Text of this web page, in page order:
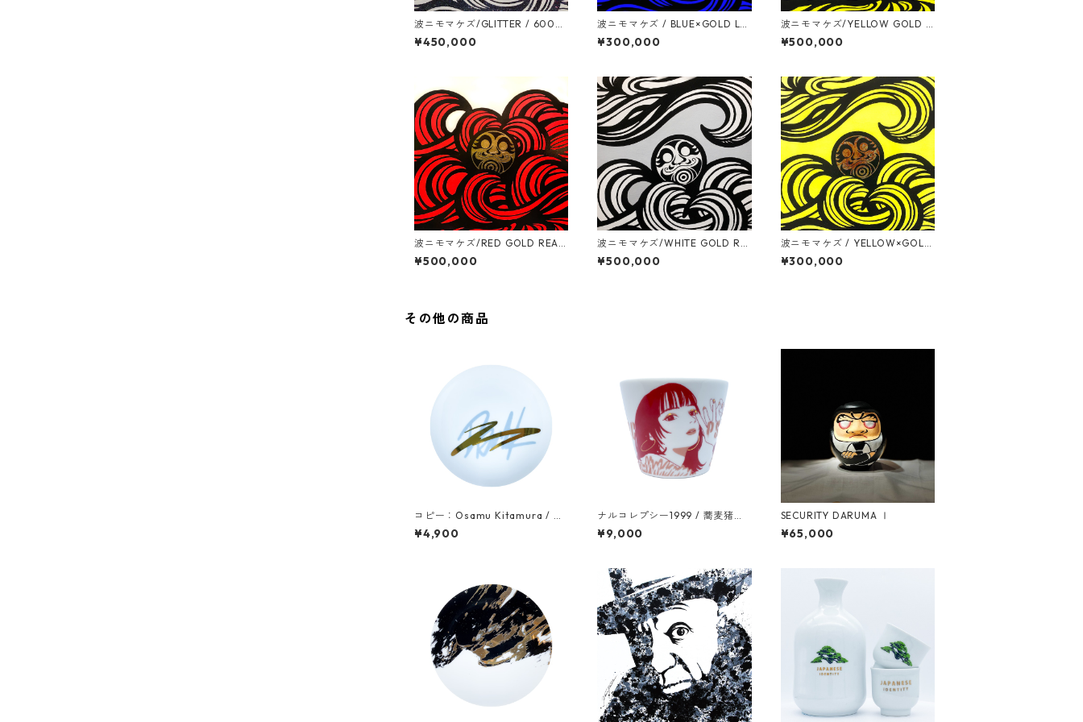
波ニモマケズ/GLITTER / 600m
m x 6000mm
¥450,000
波ニモマケズ / BLUE×GOLD LE
AF / 530mm x 530mm
¥300,000
波ニモマケズ/YELLOW GOLD R
EAF / S30号(910mm x 910mm)
¥500,000
波ニモマケズ/RED GOLD REAF
/ S30号(910mm x 910mm)
¥500,000
波ニモマケズ/WHITE GOLD RE
AF / S30号(910mm x 910mm)
¥500,000
波ニモマケズ / YELLOW×GOLD
LEAF / 530mm x 530mm
¥300,000
その他の商品
コピー：Osamu Kitamura / 豆
皿 / color1
¥4,900
ナルコレプシー1999 / 蕎麦猪口
/ color2
¥9,000
SECURITY DARUMA Ⅰ
¥65,000